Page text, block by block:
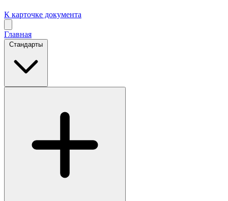
К карточке документа
Главная
Стандарты